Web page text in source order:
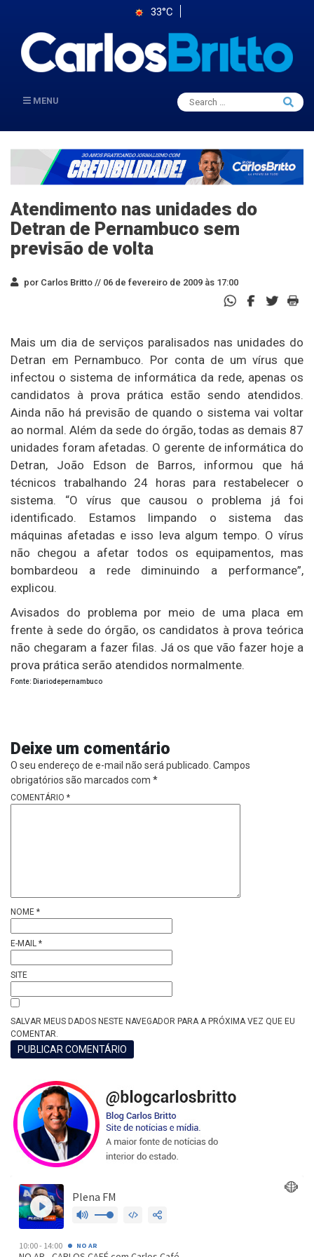
33°C
MENU
Search
for:
Search
Atendimento nas unidades do
Detran de Pernambuco sem
previsão de volta
por Carlos Britto // 06 de fevereiro de 2009 às 17:00
Mais um dia de serviços paralisados nas unidades do
Detran em Pernambuco. Por conta de um vírus que
infectou o sistema de informática da rede, apenas os
candidatos à prova prática estão sendo atendidos.
Ainda não há previsão de quando o sistema vai voltar
ao normal. Além da sede do órgão, todas as demais 87
unidades foram afetadas. O gerente de informática do
Detran, João Edson de Barros, informou que há
técnicos trabalhando 24 horas para restabelecer o
sistema. “O vírus que causou o problema já foi
identificado. Estamos limpando o sistema das
máquinas afetadas e isso leva algum tempo. O vírus
não chegou a afetar todos os equipamentos, mas
bombardeou a rede diminuindo a performance”,
explicou.
Avisados do problema por meio de uma placa em
frente à sede do órgão, os candidatos à prova teórica
não chegaram a fazer filas. Já os que vão fazer hoje a
prova prática serão atendidos normalmente.
Fonte: Diariodepernambuco
Deixe um comentário
O seu endereço de e-mail não será publicado. Campos
obrigatórios são marcados com *
COMENTÁRIO *
NOME *
E-MAIL *
SITE
SALVAR MEUS DADOS NESTE NAVEGADOR PARA A PRÓXIMA VEZ QUE EU
COMENTAR.